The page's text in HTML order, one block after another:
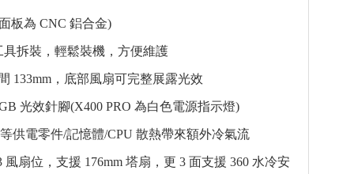
板為 CNC 鋁合金)
拆裝，輕鬆裝機，方便維護
133mm，底部風扇可完整展露光效
光效針腳(X400 PRO 為白色電源指示燈)
供電零件/記憶體/CPU 散熱帶來額外冷氣流
扇位，支援 176mm 塔扇，更 3 面支援 360 水冷安